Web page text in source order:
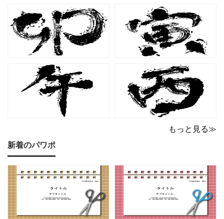
シルエットや小さな肉球
モチーフが、ビジネス文
書にさりげない
出したいときにも活躍し
ます。 猫カフェやトリミ
ングサロン
もっと見る≫
新着のパワポ